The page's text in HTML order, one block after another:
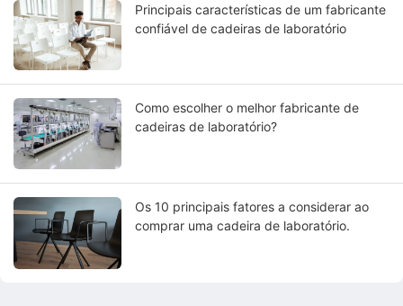
Principais características de um fabricante
confiável de cadeiras de laboratório
Como escolher o melhor fabricante de
cadeiras de laboratório?
Os 10 principais fatores a considerar ao
comprar uma cadeira de laboratório.